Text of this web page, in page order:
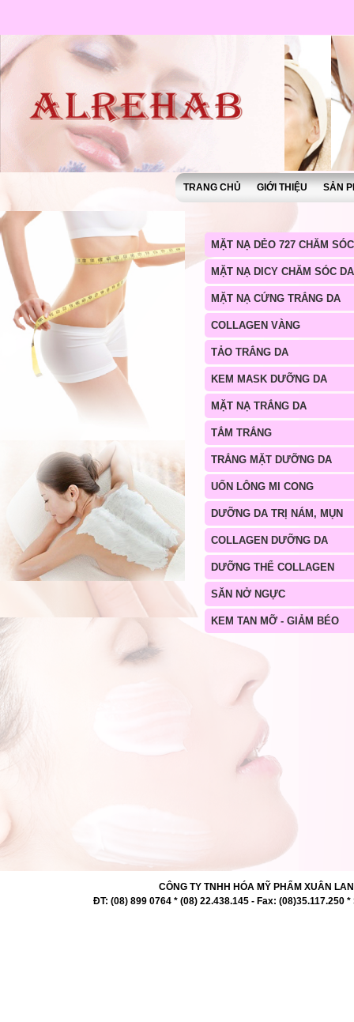
TRANG CHỦ GIỚI THIỆU SẢN
MẶT NẠ DẺO 727 CHĂM
MẶT NẠ DICY CHĂM SÓC DA
MẶT NẠ CỨNG TRẮNG DA
COLLAGEN VÀNG
TẢO TRẮNG DA
KEM MASK DƯỠNG DA
MẶT NẠ TRẮNG DA
TẮM TRẮNG
TRẮNG MẶT DƯỠNG DA
UỐN LÔNG MI CONG
DƯỠNG DA TRỊ NÁM, MỤN
COLLAGEN DƯỠNG DA
DƯỠNG THỂ COLLAGEN
SĂN NỞ NGỰC
KEM TAN MỠ - GIẢM BÉO
CÔNG TY TNHH HÓA MỸ PHẨM XUÂN
ĐT: (08) 899 0764 * (08) 22.438.145 - Fax: